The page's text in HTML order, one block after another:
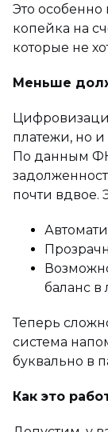
Это особенно
копейка на
которые не
Меньше
платежи, но
По данным
почти вдвое.
баланс в
Теперь
система
буквально в
Как это